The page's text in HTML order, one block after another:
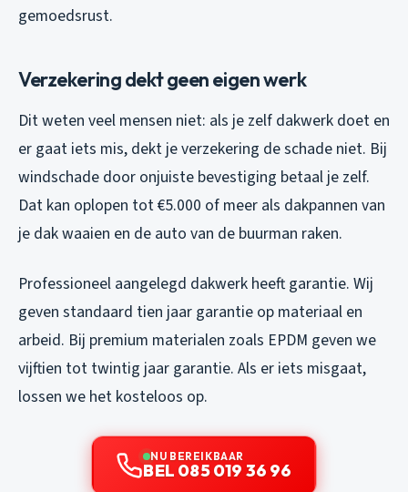
gemoedsrust.
Verzekering dekt geen eigen werk
Dit weten veel mensen niet: als je zelf dakwerk doet en
er gaat iets mis, dekt je verzekering de schade niet. Bij
windschade door onjuiste bevestiging betaal je zelf.
Dat kan oplopen tot €5.000 of meer als dakpannen van
je dak waaien en de auto van de buurman raken.
Professioneel aangelegd dakwerk heeft garantie. Wij
geven standaard tien jaar garantie op materiaal en
arbeid. Bij premium materialen zoals EPDM geven we
vijftien tot twintig jaar garantie. Als er iets misgaat,
lossen we het kosteloos op.
NU BEREIKBAAR
BEL 085 019 36 96